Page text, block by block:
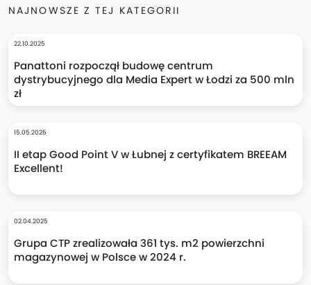
NAJNOWSZE Z TEJ KATEGORII
22.10.2025
Panattoni rozpoczął budowę centrum
dystrybucyjnego dla Media Expert w Łodzi za 500 mln
zł
15.05.2025
II etap Good Point V w Łubnej z certyfikatem BREEAM
Excellent!
02.04.2025
Grupa CTP zrealizowała 361 tys. m2 powierzchni
magazynowej w Polsce w 2024 r.